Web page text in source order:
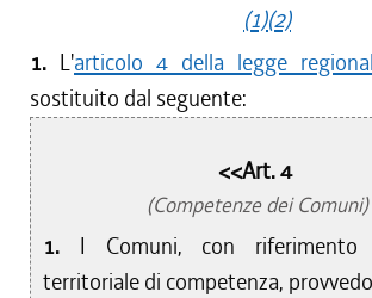
(1)(2)
1. L'articolo 4 della legge
sostituito dal seguente:
<<Art. 4
(Competenze dei Comuni)
1. I Comuni, con riferimento
territoriale di competenza,